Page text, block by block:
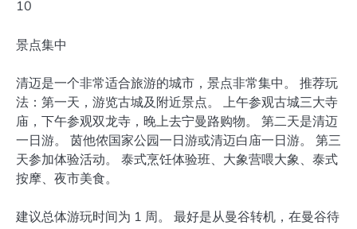
10
景点集中
清迈是一个非常适合旅游的城市，景点非常集中。 推荐玩
法：第一天，游览古城及附近景点。 上午参观古城三大寺
庙，下午参观双龙寺，晚上去宁曼路购物。 第二天是清迈
一日游。 茵他侬国家公园一日游或清迈白庙一日游。 第三
天参加体验活动。 泰式烹饪体验班、大象营喂大象、泰式
按摩、夜市美食。
建议总体游玩时间为 1 周。 最好是从曼谷转机，在曼谷待